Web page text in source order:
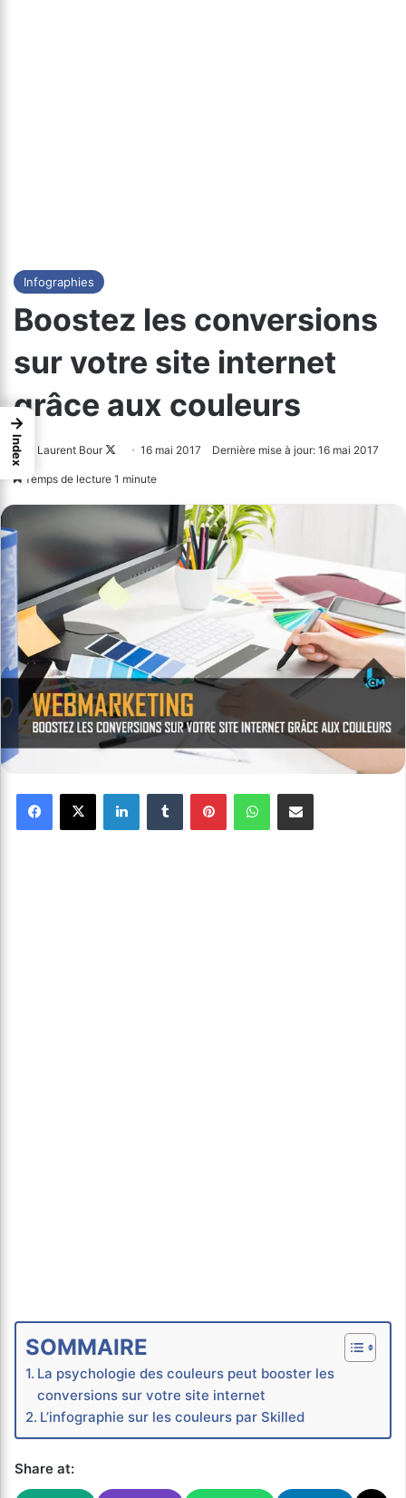
Infographies
Boostez les conversions
sur votre site internet
grâce aux couleurs
Laurent Bour
Follow16 mai 2017 Dernière mise à jour: 16 mai 2017
Temps de lecture 1 minute
SOMMAIRE
La psychologie des couleurs peut booster les
conversions sur votre site internet
L’infographie sur les couleurs par Skilled
Share at:
→
Index